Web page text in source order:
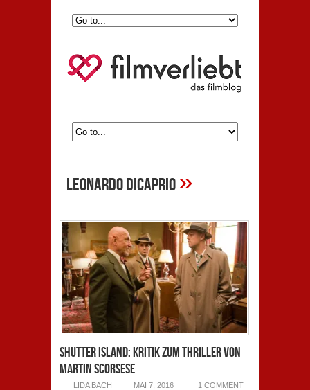
Leonardo DiCaprio»
Shutter Island: Kritik zum Thriller von
Martin Scorsese
LIDA BACH MAI 7, 2016 1 COMMENT